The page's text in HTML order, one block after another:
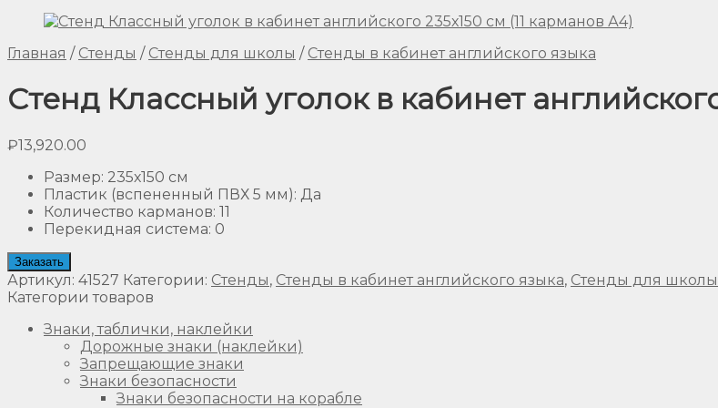
Главная / Стенды / Стенды для школы / Стенды в кабинет английского языка
Стенд Классный уголок в кабинет
₽13,920.00
Размер: 235х150 см
Пластик (вспененный ПВХ 5 мм): Да
Количество карманов: 11
Перекидная система: 0
Заказать
Артикул: 41527 Категории: Стенды, Стенды в кабинет английского языка, Стенды для школы
Категории товаров
Знаки, таблички, наклейки
Дорожные знаки (наклейки)
Запрещающие знаки
Знаки безопасности
Знаки безопасности на корабле